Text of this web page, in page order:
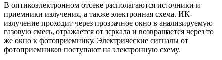
В оптикоэлектронном отсеке располагаются источники и
приемники излучения, а также электронная схема. ИК-
излучение проходит через прозрачное окно в анализируемую
газовую смесь, отражается от зеркала и возвращается через то
же окно к фотоприемнику. Электрические сигналы от
фотоприемников поступают на электронную схему.